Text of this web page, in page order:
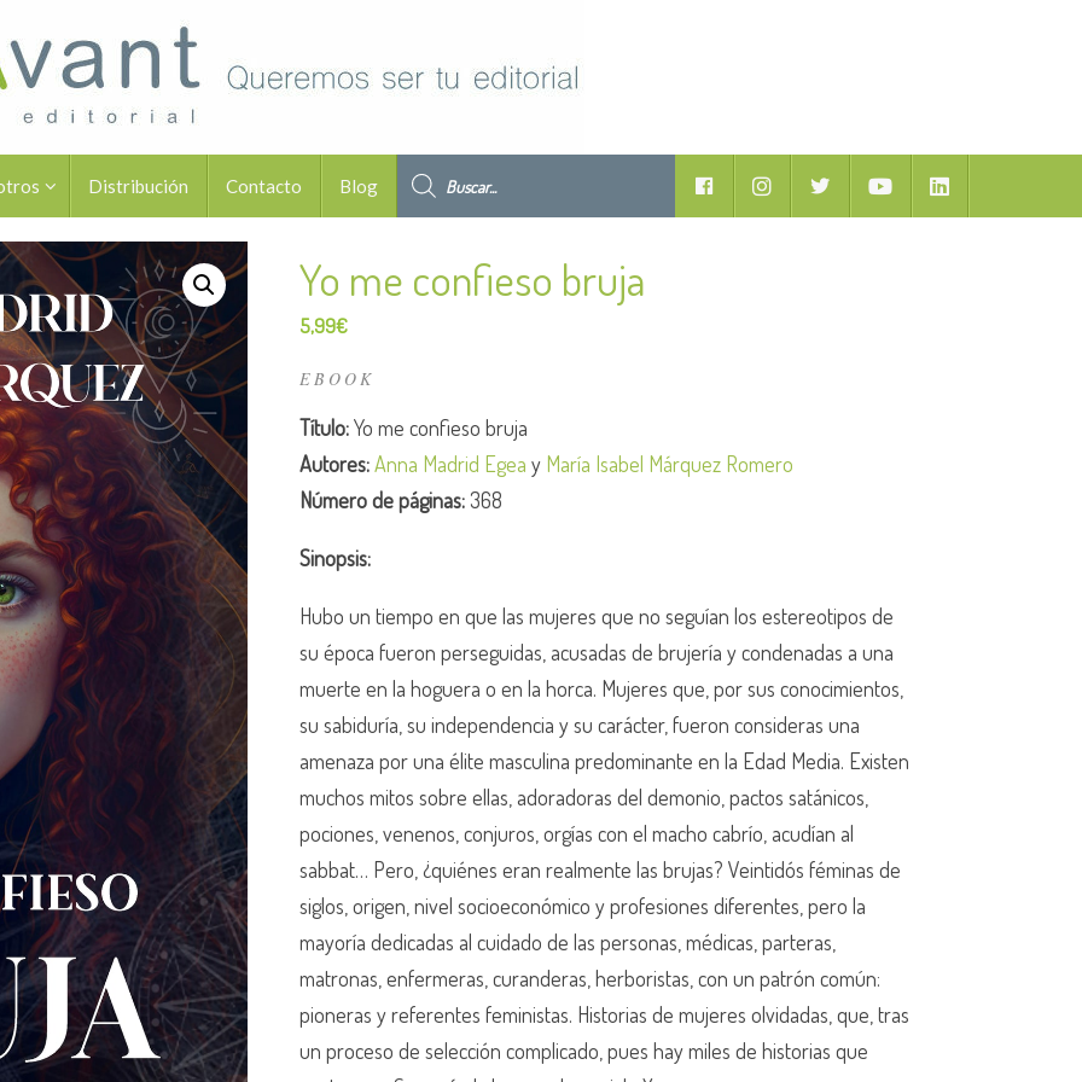
Distribución Contacto Blog
Facebook YoutubeLinkedIn
Yo me confieso bruja
5,99€
EBOOK
Título:Yo me confieso bruja
Autores:Anna Madrid Egea y María Isabel Márquez Romero
Número de páginas:368
Sinopsis:
Hubo un tiempo en que las mujeres que no seguían los estereotipos de
su época fueron perseguidas, acusadas de brujería y condenadas a una
muerte en la hoguera o en la horca. Mujeres que, por sus conocimientos,
su sabiduría, su independencia y su carácter, fueron consideras una
amenaza por una élite masculina predominante en la Edad Media. Existen
muchos mitos sobre ellas, adoradoras del demonio, pactos satánicos,
pociones, venenos, conjuros, orgías con el macho cabrío, acudían al
sabbat… Pero, ¿quiénes eran realmente las brujas? Veintidós féminas de
siglos, origen, nivel socioeconómico y profesiones diferentes, pero la
mayoría dedicadas al cuidado de las personas, médicas, parteras,
matronas, enfermeras, curanderas, herboristas, con un patrón común:
pioneras y referentes feministas. Historias de mujeres olvidadas, que, tras
un proceso de selección complicado, pues hay miles de historias que